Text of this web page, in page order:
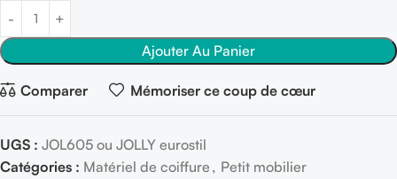
Ajouter Au Panier
Comparer Mémoriser ce coup de cœur
UGS : JOL605 ou JOLLY eurostil
Catégories : Matériel de coiffure , Petit mobilier